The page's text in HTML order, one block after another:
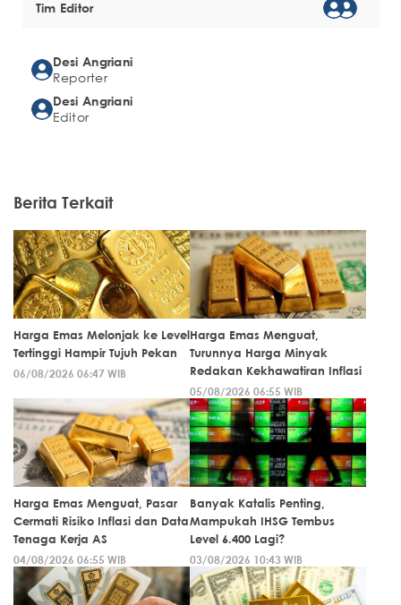
Tim Editor
Desi Angriani
Reporter
Desi Angriani
Editor
Berita Terkait
Harga Emas Melonjak ke Level
Tertinggi Hampir Tujuh Pekan
06/08/2026 06:47 WIB
Harga Emas Menguat,
Turunnya Harga Minyak
Redakan Kekhawatiran Inflasi
05/08/2026 06:55 WIB
Harga Emas Menguat, Pasar
Cermati Risiko Inflasi dan Data
Tenaga Kerja AS
04/08/2026 06:55 WIB
Banyak Katalis Penting,
Mampukah IHSG Tembus
Level 6.400 Lagi?
03/08/2026 10:43 WIB